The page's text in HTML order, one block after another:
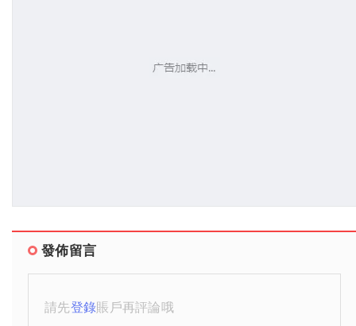
發佈留言
請先登錄賬戶再評論哦